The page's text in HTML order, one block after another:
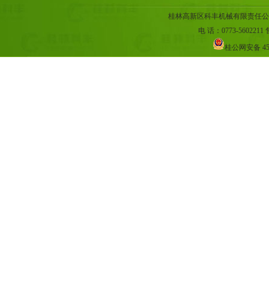
桂林高新区科丰机械有限责任
电 话：0773-5602211
桂公网安备